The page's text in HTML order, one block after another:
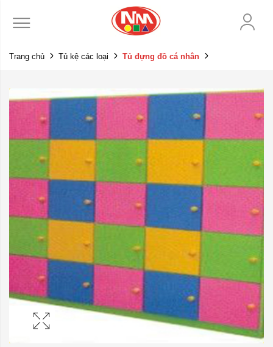
Trang chủ Tủ kệ các loại Tủ đựng đồ cá nhân